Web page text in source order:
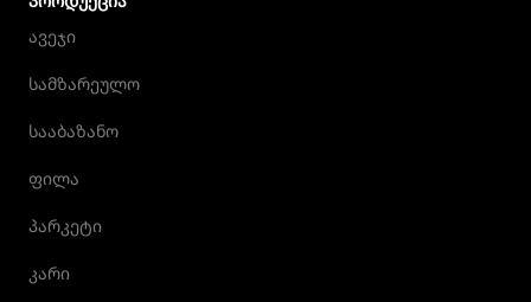
ავეჯი
სამზარეულო
სააბაზანო
ფილა
პარკეტი
კარი